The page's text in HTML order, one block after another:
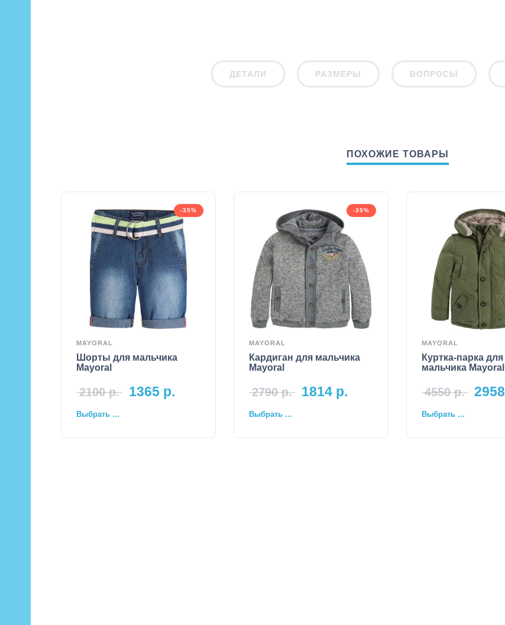
ДЕТАЛИ РАЗМЕРЫ ВОПРОСЫ
ПОХОЖИЕ ТОВАРЫ
-35%
MAYORAL
Шорты для мальчика
Mayoral
2100р. 1365 р.
Выбрать ...
-35%
MAYORAL
Кардиган для мальчика
Mayoral
2790р. 1814 р.
Выбрать ...
MAYORAL
Куртка-парка для
мальчика Mayoral
4550р. 2958
Выбрать ...